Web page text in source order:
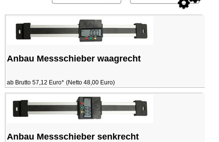
Anbau Messschieber waagrecht
ab Brutto 57,12 Euro* (Netto 48,00 Euro)
Anbau Messschieber senkrecht